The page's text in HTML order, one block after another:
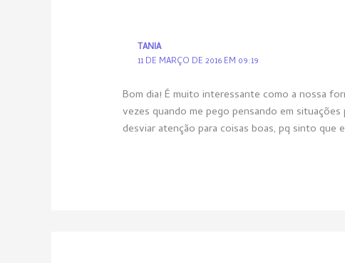
TANIA
11 DE MARÇO DE 2016 EM 09:19
Bom dia! É muito interessante como a nossa
vezes quando me pego pensando em
desviar atenção para coisas boas, pq sinto